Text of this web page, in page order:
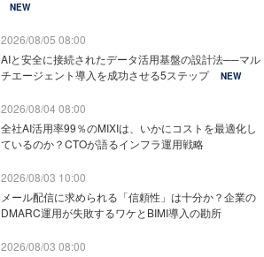
NEW
2026/08/05 08:00
AIと安全に接続されたデータ活用基盤の設計法──マル
チエージェント導入を成功させる5ステップ
NEW
2026/08/04 08:00
全社AI活用率99％のMIXIは、いかにコストを最適化し
ているのか？CTOが語るインフラ運用戦略
2026/08/03 10:00
メール配信に求められる「信頼性」は十分か？企業の
DMARC運用が失敗するワケとBIMI導入の勘所
2026/08/03 08:00